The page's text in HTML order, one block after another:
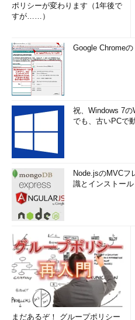
ポリシーが変わります（1年後で
すが……）
Google Chrome
祝、Windows 7の
でも、古いPCで
Node.jsのMVCフ
識とインストー
まだあるぞ！ グループポリシー